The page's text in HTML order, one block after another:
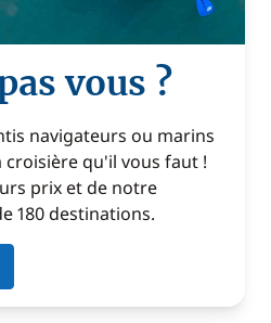
vous ?
navigateurs ou marins
qu'il vous faut !
prix et de notre
180 destinations.